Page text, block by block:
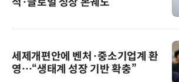
세제개편안에 벤처·중소기업계 환
영…“생태계 성장 기반 확충”